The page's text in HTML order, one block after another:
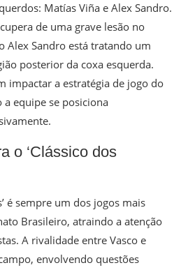
Matías Viña e Alex Sandro.
de uma grave lesão no
Alex Sandro está tratando um
posterior da coxa esquerda.
impactar a estratégia de jogo do
equipe se posiciona
o ‘Clássico dos
é sempre um dos jogos mais
Brasileiro, atraindo a atenção
A rivalidade entre Vasco e
envolvendo questões